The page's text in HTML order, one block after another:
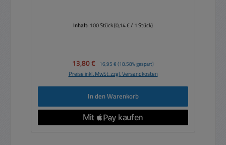
Inhalt: 100 Stück(0,14 € / 1 Stück)
Verkaufspreis:
13,80 € Regulärer Preis:
16,95 € (18.58% gespart)
Preise inkl. MwSt. zzgl. Versandkosten
In den Warenkorb